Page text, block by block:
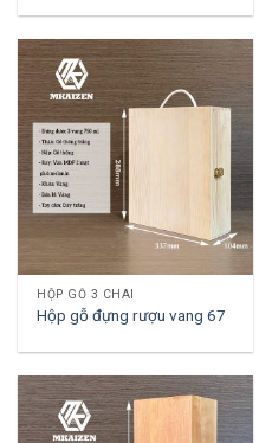
HỘP GỖ 3 CHAI
Hộp gỗ đựng rượu vang 67